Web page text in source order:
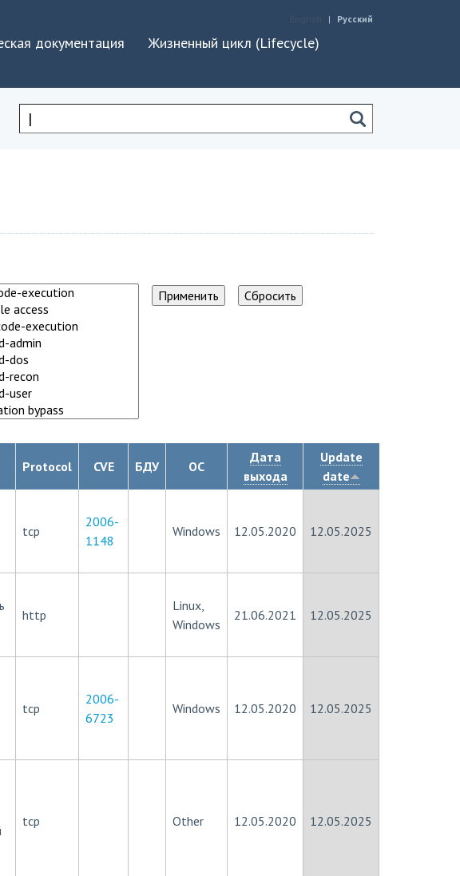
Русский
документация Жизненный цикл (Lifecycle)
Форма
Protocol CVE БДУ ОС
Дата
выхода
Update
date
tcp
2006-
1148
Windows 12.05.2020 12.05.2025
http
Linux,
Windows
21.06.2021 12.05.2025
tcp
2006-
6723
Windows 12.05.2020 12.05.2025
tcp Other 12.05.2020 12.05.2025